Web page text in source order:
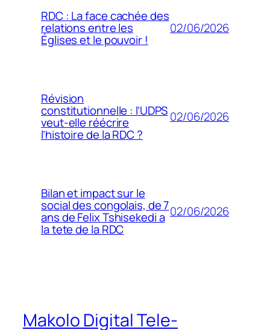
RDC : La face cachée des
relations entre les
Églises et le pouvoir !
02/06/2026
Révision
constitutionnelle : l’UDPS
veut-elle réécrire
l’histoire de la RDC ?
02/06/2026
Bilan et impact sur le
social des congolais, de 7
ans de Felix Tshisekedi a
la tete de la RDC
02/06/2026
Makolo Digital Tele-